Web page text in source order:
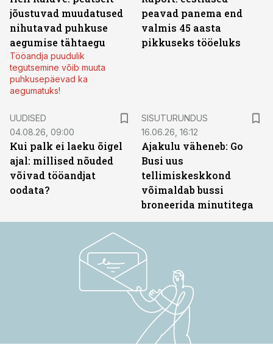
jõustuvad muudatused
nihutavad puhkuse
aegumise tähtaegu
Tööandja puudulik
tegutsemine võib muuta
puhkusepäevad ka
aegumatuks!
peavad panema end
valmis 45 aasta
pikkuseks tööeluks
UUDISED
04.08.26, 09:00
Kui palk ei laeku õigel
ajal: millised nõuded
võivad tööandjat
oodata?
SISUTURUNDUS
16.06.26, 16:12
Ajakulu väheneb: Go
Busi uus
tellimiskeskkond
võimaldab bussi
broneerida minutitega